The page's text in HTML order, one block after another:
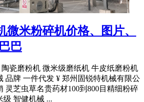
微米粉碎机价格、图片、
巴
瓷磨粉机 微米级磨纸机 牛皮纸磨粉机
品牌 一件代发 ¥ 郑州固锐特机械有限公
灵芝虫草名贵药材100到800目精细粉碎
级 智健机械 ...